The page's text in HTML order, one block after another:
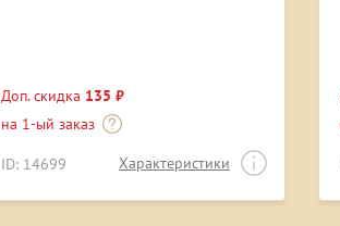
Доп. скидка 135 ₽
на 1-ый заказ
ID: 14699 Характеристики